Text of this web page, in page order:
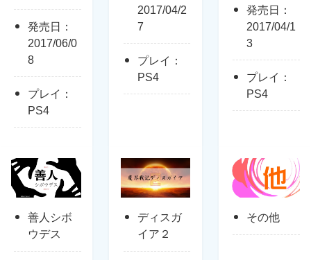
発売日：
2017/06/0
8
プレイ：
PS4
2017/04/2
7
プレイ：
PS4
発売日：
2017/04/1
3
プレイ：
PS4
善人シボ
ウデス
ディスガ
イア２
その他